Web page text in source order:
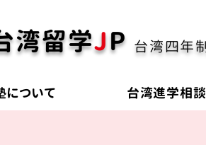
湾留学JP 台湾四年
について 台湾進学相